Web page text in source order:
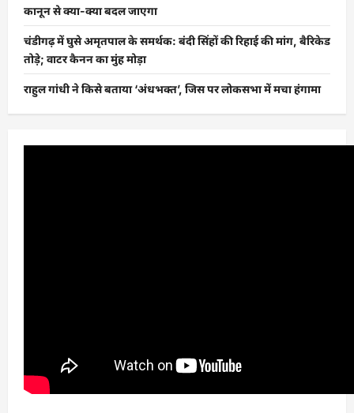
कानून से क्या-क्या बदल जाएगा
चंडीगढ़ में घुसे अमृतपाल के समर्थक: बंदी सिंहों की रिहाई की मांग, बैरिकेड
तोड़े; वाटर कैनन का मुंह मोड़ा
राहुल गांधी ने किसे बताया ‘अंधभक्त’, जिस पर लोकसभा में मचा हंगामा